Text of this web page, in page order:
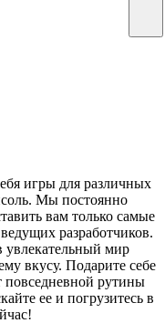
игры для различных
Мы постоянно
вам только самые
разработчиков.
увлекательный мир
вкусу. Подарите себе
повседневной рутины
ее и погрузитесь в